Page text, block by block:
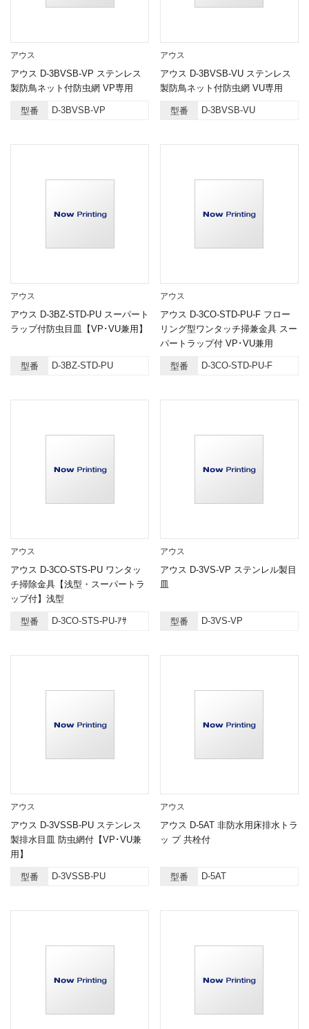
アウス
アウス D-3BVSB-VP ステンレス
製防鳥ネット付防虫網 VP専用
型番 D-3BVSB-VP
アウス
アウス D-3BVSB-VU ステンレス
製防鳥ネット付防虫網 VU専用
型番 D-3BVSB-VU
アウス
アウス D-3BZ-STD-PU スーパート
ラップ付防虫目皿【VP･VU兼用】
型番 D-3BZ-STD-PU
アウス
アウス D-3CO-STD-PU-F フロー
リング型ワンタッチ掃兼金具 スー
パートラップ付 VP･VU兼用
型番 D-3CO-STD-PU-F
アウス
アウス D-3CO-STS-PU ワンタッ
チ掃除金具【浅型・スーパートラ
ップ付】浅型
型番 D-3CO-STS-PU-ｱｻ
アウス
アウス D-3VS-VP ステンレル製目
皿
型番 D-3VS-VP
アウス
アウス D-3VSSB-PU ステンレス
製排水目皿 防虫網付【VP･VU兼
用】
型番 D-3VSSB-PU
アウス
アウス D-5AT 非防水用床排水トラ
ッ プ 共栓付
型番 D-5AT